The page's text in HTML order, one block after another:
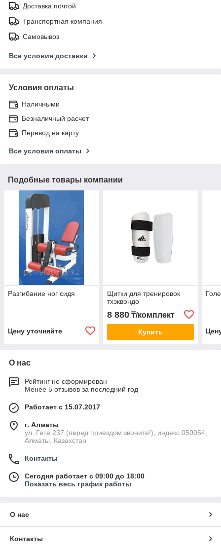
Доставка почтой
Транспортная компания
Самовывоз
Все условия доставки
Условия оплаты
Наличными
Безналичный расчет
Перевод на карту
Все условия оплаты
Подобные товары компании
Разгибание ног сидя
Цену уточняйте
Щитки для тренировок
тхэквондо
8 880₸/комплект
Купить
О нас
Рейтинг не сформирован
Менее 5 отзывов за последний год
Работает с 15.07.2017
г. Алматы
ул. Гете 237 (перед приездом звоните!), индекс 050054,
Алматы, Казахстан
Контакты
Сегодня работает с 09:00 до 18:00
Показать весь график работы
О нас
Контакты